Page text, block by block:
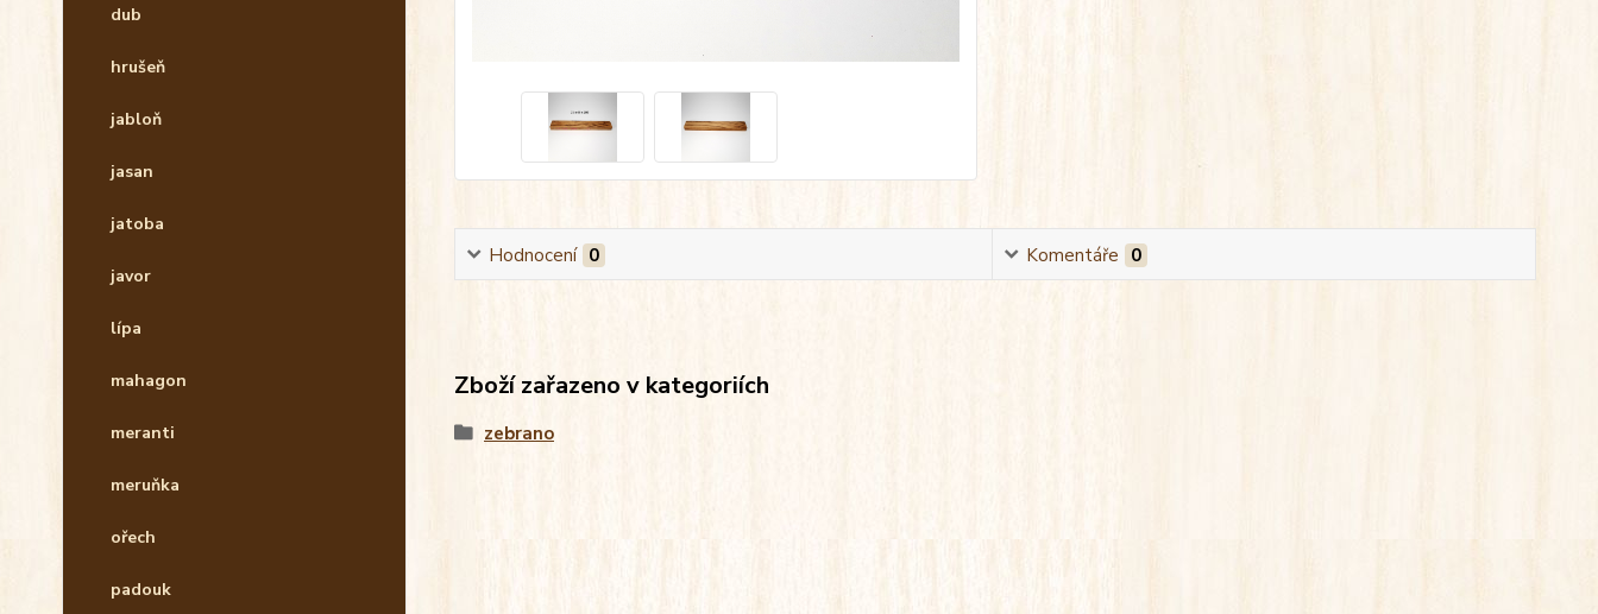
dub
hrušeň
jabloň
jasan
jatoba
javor
lípa
mahagon
meranti
meruňka
ořech
padouk
Hodnocení 0 Komentáře 0
Zboží zařazeno v kategoriích
zebrano